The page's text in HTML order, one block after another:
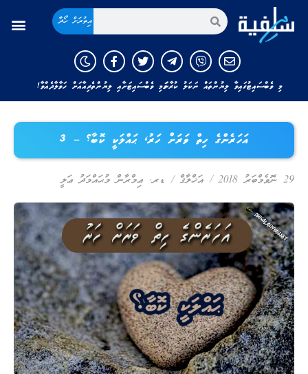
އިތުރަށް ހޯދާ
މި ވެބްސައިޓުގައިވާ ލިޔުންތައް ނަކަލު ކުރާނަމަ މި ވެބްސައިޓަށާއި ލިޔުންތެރިއާއަށް ހަވާލާދެއްވާ!
އަހަރެންގެ ހިތް ވަރަށް ހަރު، ޙައްލަކީ ކޮބާ؟ – 3
29 ނޮވެމްބަރު 2018 / އަޚްލާޤް / ޑރ. ޢިމްރާން މުޙައްމަދު ޢަލީ